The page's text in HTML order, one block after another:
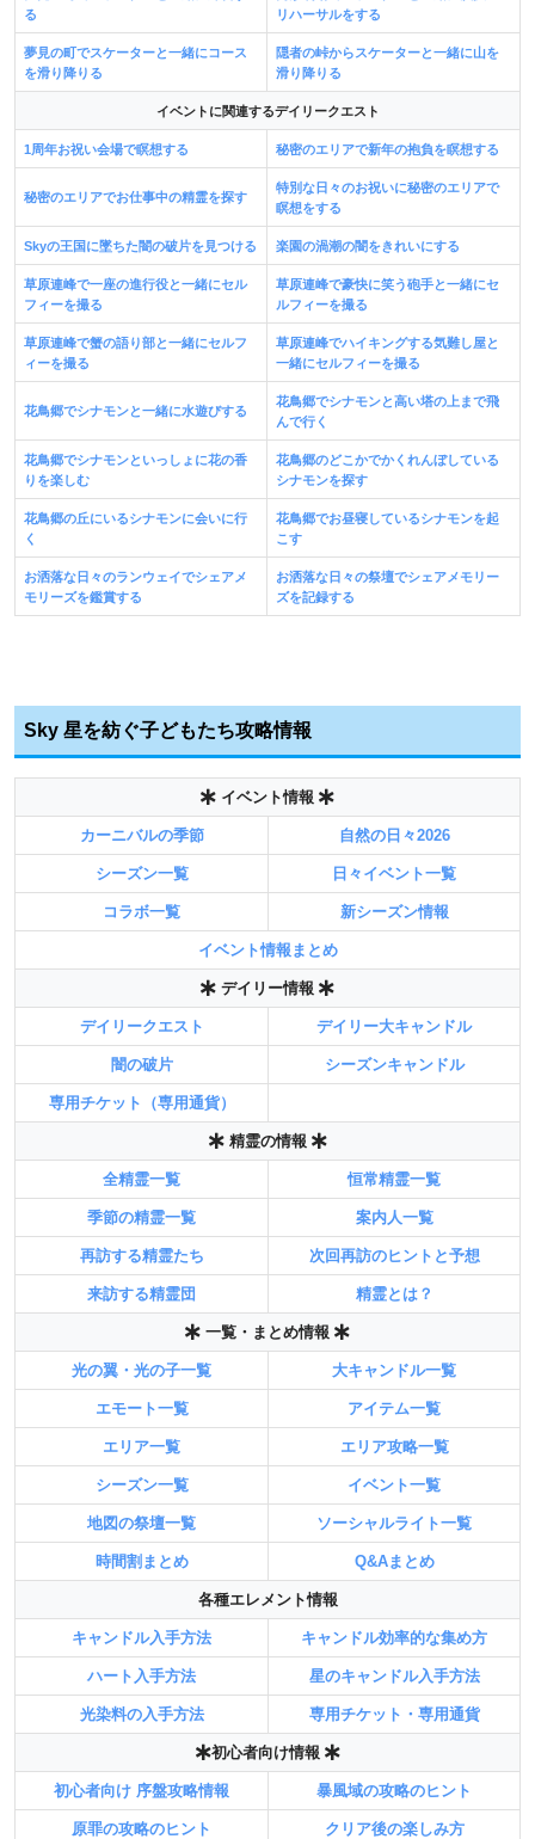
る
リハーサルをする
夢見の町でスケーターと一緒にコース
を滑り降りる
隠者の峠からスケーターと一緒に山を
滑り降りる
イベントに関連するデイリークエスト
1周年お祝い会場で瞑想する 秘密のエリアで新年の抱負を瞑想する
秘密のエリアでお仕事中の精霊を探す
特別な日々のお祝いに秘密のエリアで
瞑想をする
Skyの王国に墜ちた闇の破片を見つける 楽園の渦潮の闇をきれいにする
草原連峰で一座の進行役と一緒にセル
フィーを撮る
草原連峰で豪快に笑う砲手と一緒にセ
ルフィーを撮る
草原連峰で蟹の語り部と一緒にセルフ
ィーを撮る
草原連峰でハイキングする気難し屋と
一緒にセルフィーを撮る
花鳥郷でシナモンと一緒に水遊びする
花鳥郷でシナモンと高い塔の上まで飛
んで行く
花鳥郷でシナモンといっしょに花の香
りを楽しむ
花鳥郷のどこかでかくれんぼしている
シナモンを探す
花鳥郷の丘にいるシナモンに会いに行
く
花鳥郷でお昼寝しているシナモンを起
こす
お洒落な日々のランウェイでシェアメ
モリーズを鑑賞する
お洒落な日々の祭壇でシェアメモリー
ズを記録する
Sky 星を紡ぐ子どもたち攻略情報
イベント情報
カーニバルの季節 自然の日々2026
シーズン一覧 日々イベント一覧
コラボ一覧 新シーズン情報
イベント情報まとめ
デイリー情報
デイリークエスト デイリー大キャンドル
闇の破片 シーズンキャンドル
専用チケット（専用通貨）
精霊の情報
全精霊一覧 恒常精霊一覧
季節の精霊一覧 案内人一覧
再訪する精霊たち 次回再訪のヒントと予想
来訪する精霊団 精霊とは？
一覧・まとめ情報
光の翼・光の子一覧 大キャンドル一覧
エモート一覧 アイテム一覧
エリア一覧 エリア攻略一覧
シーズン一覧 イベント一覧
地図の祭壇一覧 ソーシャルライト一覧
時間割まとめ Q&Aまとめ
各種エレメント情報
キャンドル入手方法 キャンドル効率的な集め方
ハート入手方法 星のキャンドル入手方法
光染料の入手方法 専用チケット・専用通貨
初心者向け情報
初心者向け 序盤攻略情報 暴風域の攻略のヒント
原罪の攻略のヒント クリア後の楽しみ方